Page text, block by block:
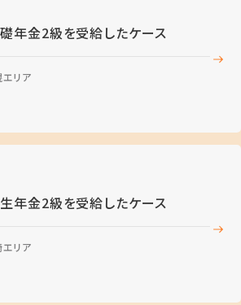
年金2級を受給したケース
リア
年金2級を受給したケース
リア